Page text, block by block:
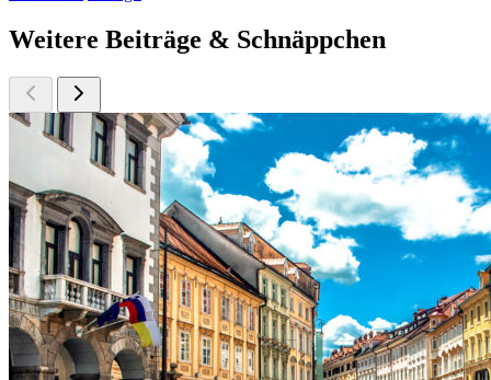
Weitere Beiträge & Schnäppchen